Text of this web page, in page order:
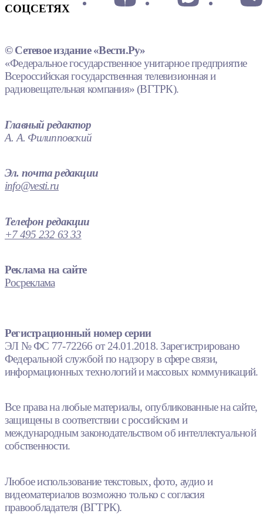
СОЦСЕТЯХ
© Сетевое издание «Вести.Ру»
«Федеральное государственное унитарное предприятие
Всероссийская государственная телевизионная и
радиовещательная компания» (ВГТРК).
Главный редактор
А. А. Филипповский
Эл. почта редакции
info@vesti.ru
Телефон редакции
+7 495 232 63 33
Реклама на сайте
Росреклама
Регистрационный номер серии
ЭЛ № ФС 77-72266 от 24.01.2018. Зарегистрировано
Федеральной службой по надзору в сфере связи,
информационных технологий и массовых коммуникаций.
Все права на любые материалы, опубликованные на сайте,
защищены в соответствии с российским и
международным законодательством об интеллектуальной
собственности.
Любое использование текстовых, фото, аудио и
видеоматериалов возможно только с согласия
правообладателя (ВГТРК).